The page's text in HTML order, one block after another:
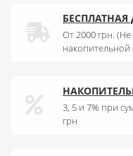
БЕСПЛАТНАЯ
От 2000 грн.
накопительной
3, 5 и 7% при
грн